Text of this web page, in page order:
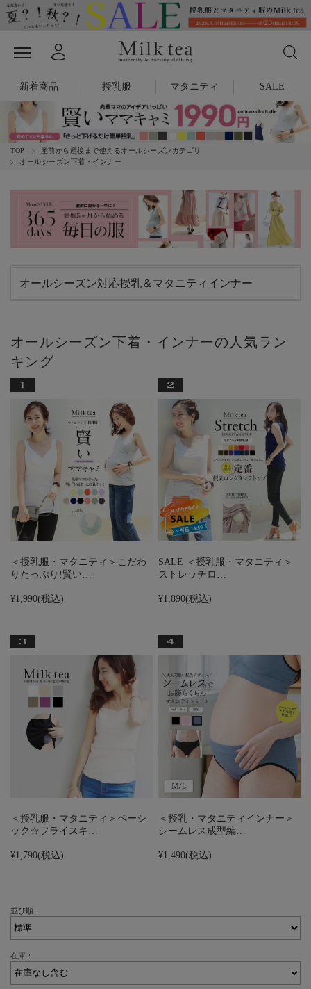
新着商品 授乳服 マタニティ SALE
TOP
産前から産後まで使えるオールシーズンカテゴリ
オールシーズン下着・インナー
オールシーズン対応授乳＆マタニティインナー
オールシーズン下着・インナーの人気ラン
キング
＜授乳服・マタニティ＞こだわ
りたっぷり!賢い…
¥1,990(税込)
SALE ＜授乳服・マタニティ＞
ストレッチロ…
¥1,890(税込)
＜授乳服・マタニティ＞ベーシ
ック☆フライスキ…
¥1,790(税込)
＜授乳・マタニティインナー＞
シームレス成型編…
¥1,490(税込)
並び順：
在庫：